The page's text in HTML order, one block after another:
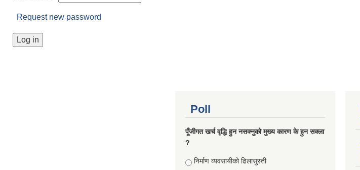
Request new password
Poll
पूँजीगत खर्च वृद्धि हुन नसक्नुको मुख्य कारण के हुन सक्ला
?
Choices
निर्माण व्यवसायीको ढिलासुस्ती